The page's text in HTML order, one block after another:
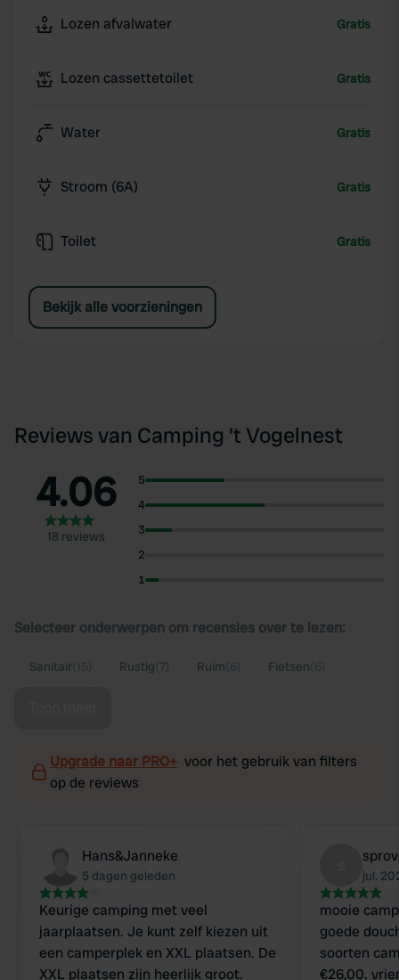
Lozen afvalwater Gratis
Lozen cassettetoilet Gratis
Water Gratis
Stroom (6A) Gratis
Toilet Gratis
Bekijk alle voorzieningen
Reviews van Camping 't Vogelnest
4.06
18 reviews
5
4
3
2
1
Selecteer onderwerpen om recensies over te lezen:
Sanitair Rustig Ruim Fietsen
Upgrade naar PRO+ voor het gebruik van filters
op de reviews
Hans&Janneke
5 dagen geleden
Keurige camping met veel
jaarplaatsen. Je kunt zelf kiezen uit
een camperplek en XXL plaatsen. De
XXL plaatsen zijn heerlijk groot.
jul.
mooie
goede
soorten
€26,00.